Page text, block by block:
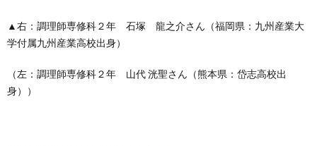
▲右：調理師専修科２年 石塚 龍之介さん（福岡県：九州産業大
学付属九州産業高校出身）
（左：調理師専修科２年 山代 洸聖さん（熊本県：岱志高校出
身））